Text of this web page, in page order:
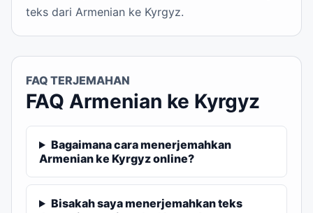
teks dari Armenian ke Kyrgyz.
FAQ TERJEMAHAN
FAQ Armenian ke Kyrgyz
Bagaimana cara menerjemahkan
Armenian ke Kyrgyz online?
Bisakah saya menerjemahkan teks